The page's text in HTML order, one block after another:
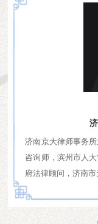
济南京大律师事务
咨询师，滨州市人
府法律顾问，济南
专注于知识产权多
诉讼及非诉法律服